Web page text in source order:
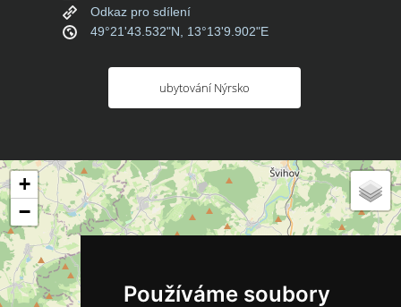
Používáme soubory
Odkaz pro sdílení
49°21'43.532"N, 13°13'9.902"E
ubytování Nýrsko
+
−